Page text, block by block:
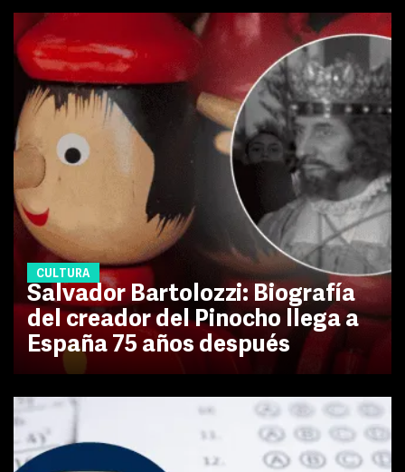
CULTURA
Salvador Bartolozzi: Biografía
del creador del Pinocho llega a
España 75 años después